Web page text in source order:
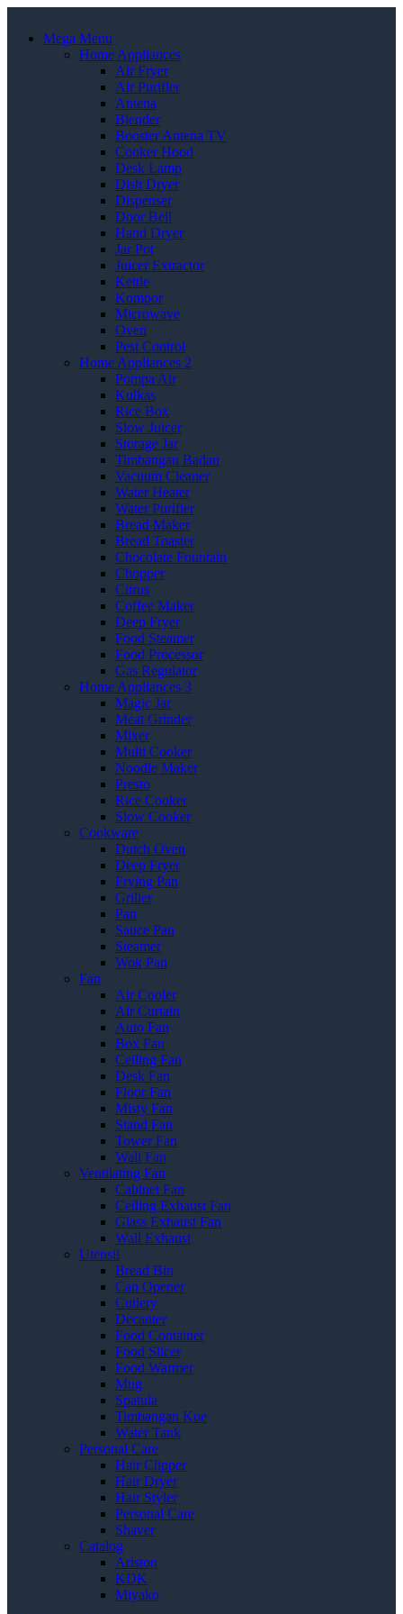
Mega Menu
Home Appliances
Air Fryer
Air Purifier
Antena
Blender
Booster Antena TV
Cooker Hood
Desk Lamp
Dish Dryer
Dispenser
Door Bell
Hand Dryer
Jar Pot
Juicer Extractor
Kettle
Kompor
Microwave
Oven
Pest Control
Home Appliances 2
Pompa Air
Kulkas
Rice Box
Slow Juicer
Storage Jar
Timbangan Badan
Vacuum Cleaner
Water Heater
Water Purifier
Bread Maker
Bread Toaster
Chocolate Fountain
Chopper
Citrus
Coffee Maker
Deep Fryer
Food Steamer
Food Processor
Gas Regulator
Home Appliances 3
Magic Jar
Meat Grinder
Mixer
Multi Cooker
Noodle Maker
Presto
Rice Cooker
Slow Cooker
Cookware
Dutch Oven
Deep Fryer
Frying Pan
Griller
Pan
Sauce Pan
Steamer
Wok Pan
Fan
Air Cooler
Air Curtain
Auto Fan
Box Fan
Ceiling Fan
Desk Fan
Floor Fan
Misty Fan
Stand Fan
Tower Fan
Wall Fan
Ventilating Fan
Cabinet Fan
Ceiling Exhaust Fan
Glass Exhaust Fan
Wall Exhaust
Utensil
Bread Bin
Can Opener
Cutlery
Decanter
Food Container
Food Slicer
Food Warmer
Mug
Spatula
Timbangan Kue
Water Tank
Personal Care
Hair Clipper
Hair Dryer
Hair Styler
Personal Care
Shaver
Catalog
Ariston
KDK
Miyako